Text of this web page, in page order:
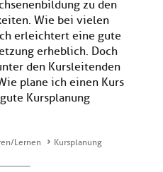
zu den
Wie bei vielen
erleichtert eine gute
erheblich. Doch
den Kursleitenden
plane ich einen Kurs
Kursplanung
Lernen Kursplanung